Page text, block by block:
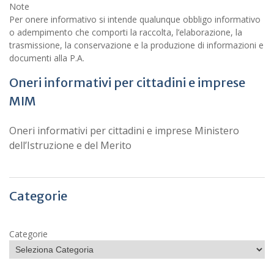
Note
Per onere informativo si intende qualunque obbligo informativo
o adempimento che comporti la raccolta, l’elaborazione, la
trasmissione, la conservazione e la produzione di informazioni e
documenti alla P.A.
Oneri informativi per cittadini e imprese
MIM
Oneri informativi per cittadini e imprese Ministero
dell’Istruzione e del Merito
Categorie
Categorie